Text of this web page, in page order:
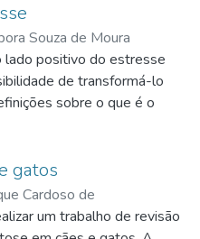
Souza de Moura
lado positivo do estresse
de transformá-lo
sobre o que é o
doenças que podem ser
a tempo, como o
a-dia para torná-la uma
do líder conhecer o
em sua vida e ter
gatos
Cardoso de
um trabalho de revisão